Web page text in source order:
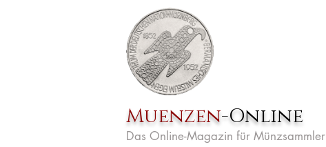
Muenzen-Online
Das Online-Magazin für Münzsammler